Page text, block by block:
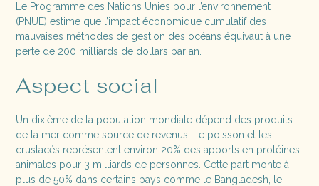
Le Programme des Nations Unies pour l’environnement
(PNUE) estime que l’impact économique cumulatif des
mauvaises méthodes de gestion des océans équivaut à une
perte de 200 milliards de dollars par an.
Aspect social
Un dixième de la population mondiale dépend des produits
de la mer comme source de revenus. Le poisson et les
crustacés représentent environ 20% des apports en protéines
animales pour 3 milliards de personnes. Cette part monte à
plus de 50% dans certains pays comme le Bangladesh, le